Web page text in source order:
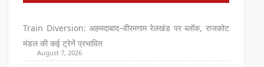
Train Diversion: अहमदाबाद–वीरमगाम रेलखंड पर ब्लॉक, राजकोट
मंडल की कई ट्रेनें प्रभावित
August 7, 2026